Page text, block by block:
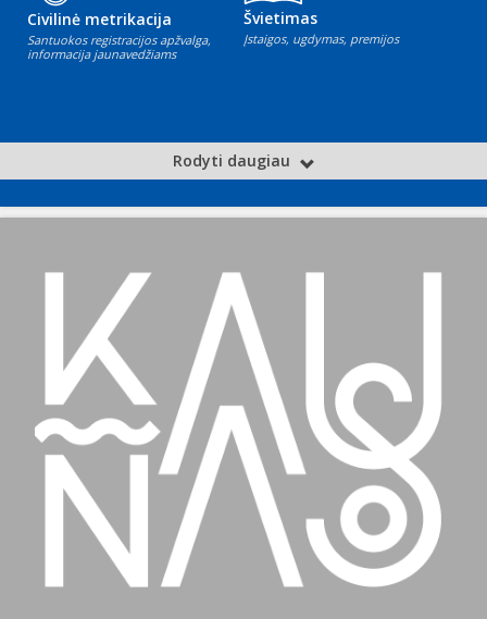
Civilinė metrikacija
Santuokos registracijos apžvalga,
informacija jaunavedžiams
Švietimas
Įstaigos, ugdymas, premijos
Rodyti daugiau